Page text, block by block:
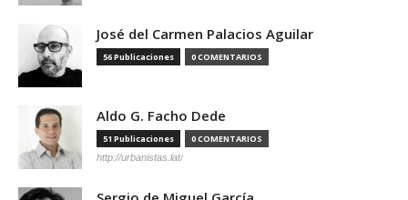
José del Carmen Palacios Aguilar
56 Publicaciones 0 COMENTARIOS
Aldo G. Facho Dede
51 Publicaciones 0 COMENTARIOS
http://urbanistas.lat/